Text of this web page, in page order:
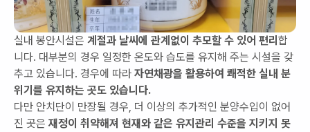
실내 봉안시설은 계절과 날씨에 관계없이 추모할 수 있어 편리 합
니다. 대부분의 경우 일정한 온도와 습도를 유지해 주는 시설을 갖
추고 있습니다. 경우에 따라 자연채광을 활용하여 쾌적한 실내 분
위기를 유지하는 곳도 있습니다.
다만 안치단이 만장될 경우, 더 이상의 추가적인 분양수입이 없어
진 곳은 재정이 취약해져 현재와 같은 유지관리 수준을 지키지 못